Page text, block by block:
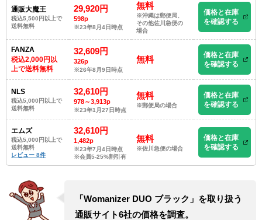
通販大魔王
税込5,500円以上で
送料無料
29,920円
598p
※23年8月4日時点
無料
※沖縄は郵便局、
その他佐川急便の
場合
価格と在庫
を確認する
FANZA
税込2,000円以
上で送料無料
32,609円
326p
※26年8月9日時点
無料
価格と在庫
を確認する
NLS
税込5,000円以上で
送料無料
32,610円
978～3,913p
※23年1月27日時点
無料
※郵便局の場合
価格と在庫
を確認する
エムズ
税込5,000円以上で
送料無料
レビュー 8件
32,610円
1,482p
※23年7月4日時点
※会員5-25%割引有
無料
※佐川急便の場合
価格と在庫
を確認する
「Womanizer DUO ブラック」を取り扱う
通販サイト6社の価格を調査。